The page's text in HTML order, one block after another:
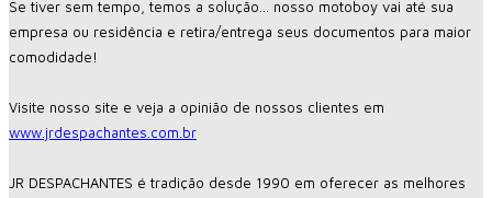
Se tiver sem tempo, temos a solução... nosso motoboy vai até sua
empresa ou residência e retira/entrega seus documentos para maior
comodidade!
Visite nosso site e veja a opinião de nossos clientes em
www.jrdespachantes.com.br
JR DESPACHANTES é tradição desde 1990 em oferecer as melhores